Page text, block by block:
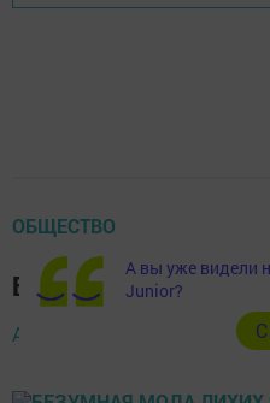
ОБЩЕСТВО
Безумная мода
Автор, 4 марта 2017 - 10:00
А вы уже видели
Junior?